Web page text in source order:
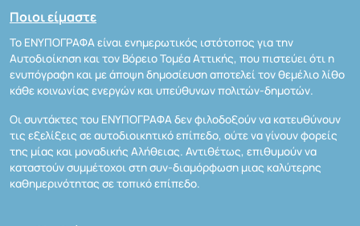
Ποιοι είμαστε
Το ΕΝΥΠΟΓΡΑΦΑ είναι ενημερωτικός ιστότοπος για την
Αυτοδιοίκηση και τον Βόρειο Τομέα Αττικής, που πιστεύει ότι η
ενυπόγραφη και με άποψη δημοσίευση αποτελεί τον θεμέλιο λίθο
κάθε κοινωνίας ενεργών και υπεύθυνων πολιτών-δημοτών.
Οι συντάκτες του ΕΝΥΠΟΓΡΑΦΑ δεν φιλοδοξούν να κατευθύνουν
τις εξελίξεις σε αυτοδιοικητικό επίπεδο, ούτε να γίνουν φορείς
της μίας και μοναδικής Αλήθειας. Αντιθέτως, επιθυμούν να
καταστούν συμμέτοχοι στη συν-διαμόρφωση μιας καλύτερης
καθημερινότητας σε τοπικό επίπεδο.